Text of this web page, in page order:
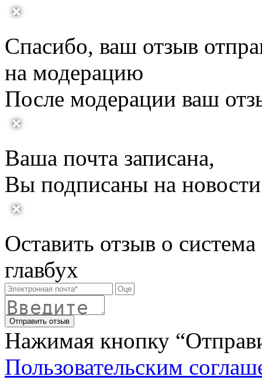
Спасибо, ваш отзыв
на модерацию
После модерации ваш
Ваша почта записана,
Вы подписаны на
Оставить отзыв о система
главбух
Отправить отзыв
Нажимая кнопку
Пользовательским